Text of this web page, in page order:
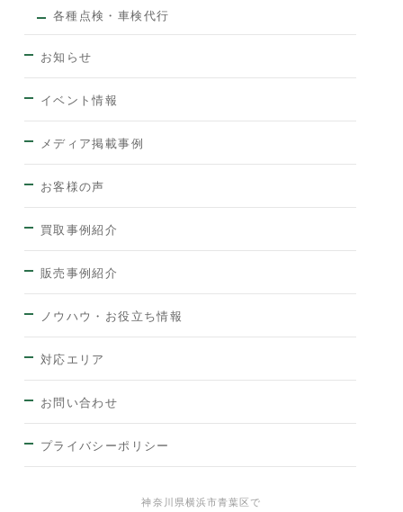
各種点検・車検代行
お知らせ
イベント情報
メディア掲載事例
お客様の声
買取事例紹介
販売事例紹介
ノウハウ・お役立ち情報
対応エリア
お問い合わせ
プライバシーポリシー
神奈川県横浜市青葉区で